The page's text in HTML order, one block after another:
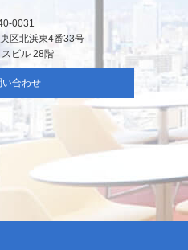
0031
区北浜東4番33号
ビル 28階
い合わせ